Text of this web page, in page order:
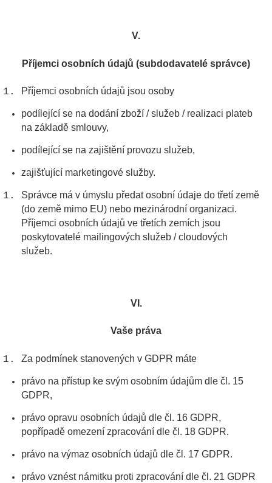
V.
Příjemci osobních údajů (subdodavatelé správce)
Příjemci osobních údajů jsou osoby
podílející se na dodání zboží / služeb / realizaci plateb
na základě smlouvy,
podílející se na zajištění provozu služeb,
zajišťující marketingové služby.
Správce má v úmyslu předat osobní údaje do třetí země
(do země mimo EU) nebo mezinárodní organizaci.
Příjemci osobních údajů ve třetích zemích jsou
poskytovatelé mailingových služeb / cloudových
služeb.
VI.
Vaše práva
Za podmínek stanovených v GDPR máte
právo na přístup ke svým osobním údajům dle čl. 15
GDPR,
právo opravu osobních údajů dle čl. 16 GDPR,
popřípadě omezení zpracování dle čl. 18 GDPR.
právo na výmaz osobních údajů dle čl. 17 GDPR.
právo vznést námitku proti zpracování dle čl. 21 GDPR